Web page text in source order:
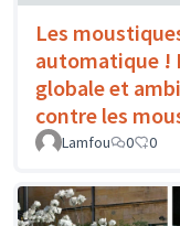
Les
automatique !
globale et
contre les
Lamfou 0 0